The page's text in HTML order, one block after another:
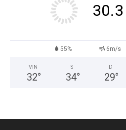
30.3
55% 6m/s
VIN
32°
S
34°
D
29°